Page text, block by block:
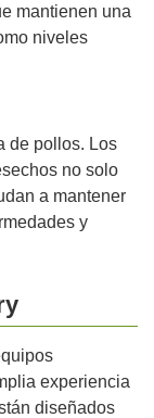
mantienen una
niveles
de pollos. Los
no solo
a mantener
y
experiencia
diseñados